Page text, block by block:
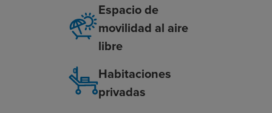
Espacio de
movilidad al aire
libre
Habitaciones
privadas